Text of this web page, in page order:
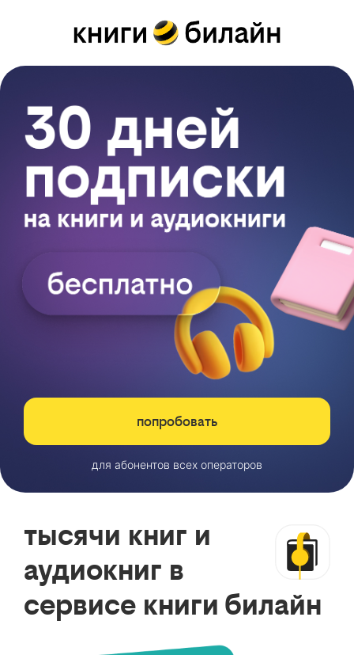
попробовать
для абонентов всех операторов
тысячи книг и
аудиокниг в
сервисе книги билайн